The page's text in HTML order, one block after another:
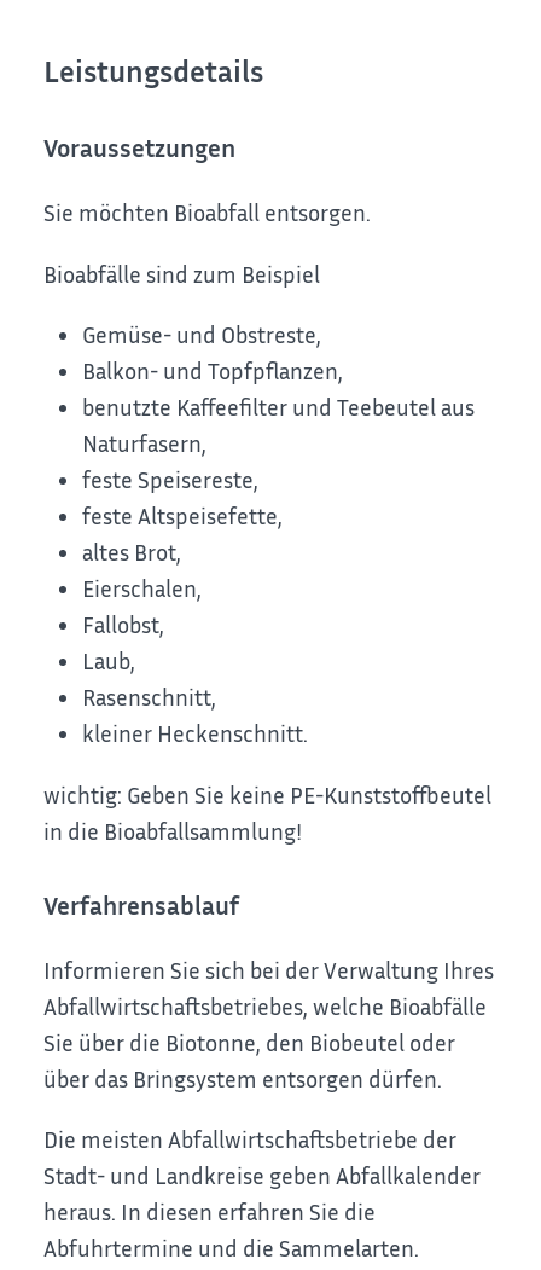
Leistungsdetails
Voraussetzungen
Sie möchten Bioabfall entsorgen.
Bioabfälle sind zum Beispiel
Gemüse- und Obstreste,
Balkon- und Topfpflanzen,
benutzte Kaffeefilter und Teebeutel aus
Naturfasern,
feste Speisereste,
feste Altspeisefette,
altes Brot,
Eierschalen,
Fallobst,
Laub,
Rasenschnitt,
kleiner Heckenschnitt.
wichtig: Geben Sie keine PE-Kunststoffbeutel
in die Bioabfallsammlung!
Verfahrensablauf
Informieren Sie sich bei der Verwaltung Ihres
Abfallwirtschaftsbetriebes, welche Bioabfälle
Sie über die Biotonne, den Biobeutel oder
über das Bringsystem entsorgen dürfen.
Die meisten Abfallwirtschaftsbetriebe der
Stadt- und Landkreise geben Abfallkalender
heraus. In diesen erfahren Sie die
Abfuhrtermine und die Sammelarten.